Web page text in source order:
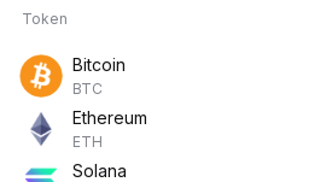
Token
Bitcoin
BTC
Ethereum
ETH
Solana